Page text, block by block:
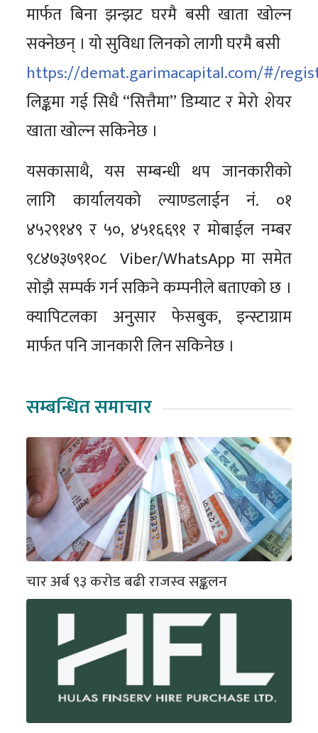
मार्फत बिना झन्झट घरमै बसी खाता खोल्न
सक्नेछन् । यो सुविधा लिनको लागी घरमै बसी
https://demat.garimacapital.com/#/
लिङ्कमा गई सिधै “सित्तैमा’’ डिम्याट र मेरो शेयर
खाता खोल्न सकिनेछ ।
यसकासाथै, यस सम्बन्धी थप जानकारीको
लागि कार्यालयको ल्याण्डलाईन नं. ०१
४५२९१४९ र ५०, ४५१६६९१ र मोबाईल नम्बर
९८४७३७९१०८ Viber/WhatsApp मा समेत
सोझै सम्पर्क गर्न सकिने कम्पनीले बताएको छ ।
क्यापिटलका अनुसार फेसबुक, इन्स्टाग्राम
मार्फत पनि जानकारी लिन सकिनेछ ।
सम्बन्धित समाचार
चार अर्ब ९३ करोड बढी राजस्व सङ्कलन